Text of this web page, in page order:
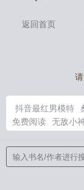
返回首页
抖音最红男模特
免费阅读
无敌小
天笔趣阁最新更新
门百度
千金被无